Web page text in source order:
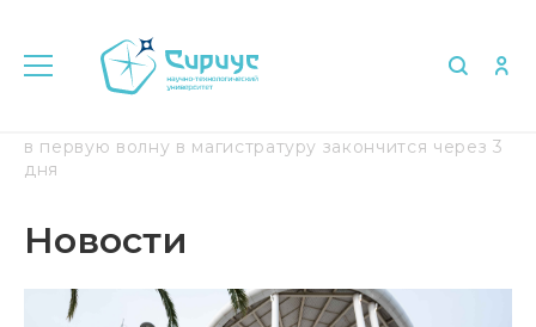
в первую волну в магистратуру закончится через 3
дня
Новости